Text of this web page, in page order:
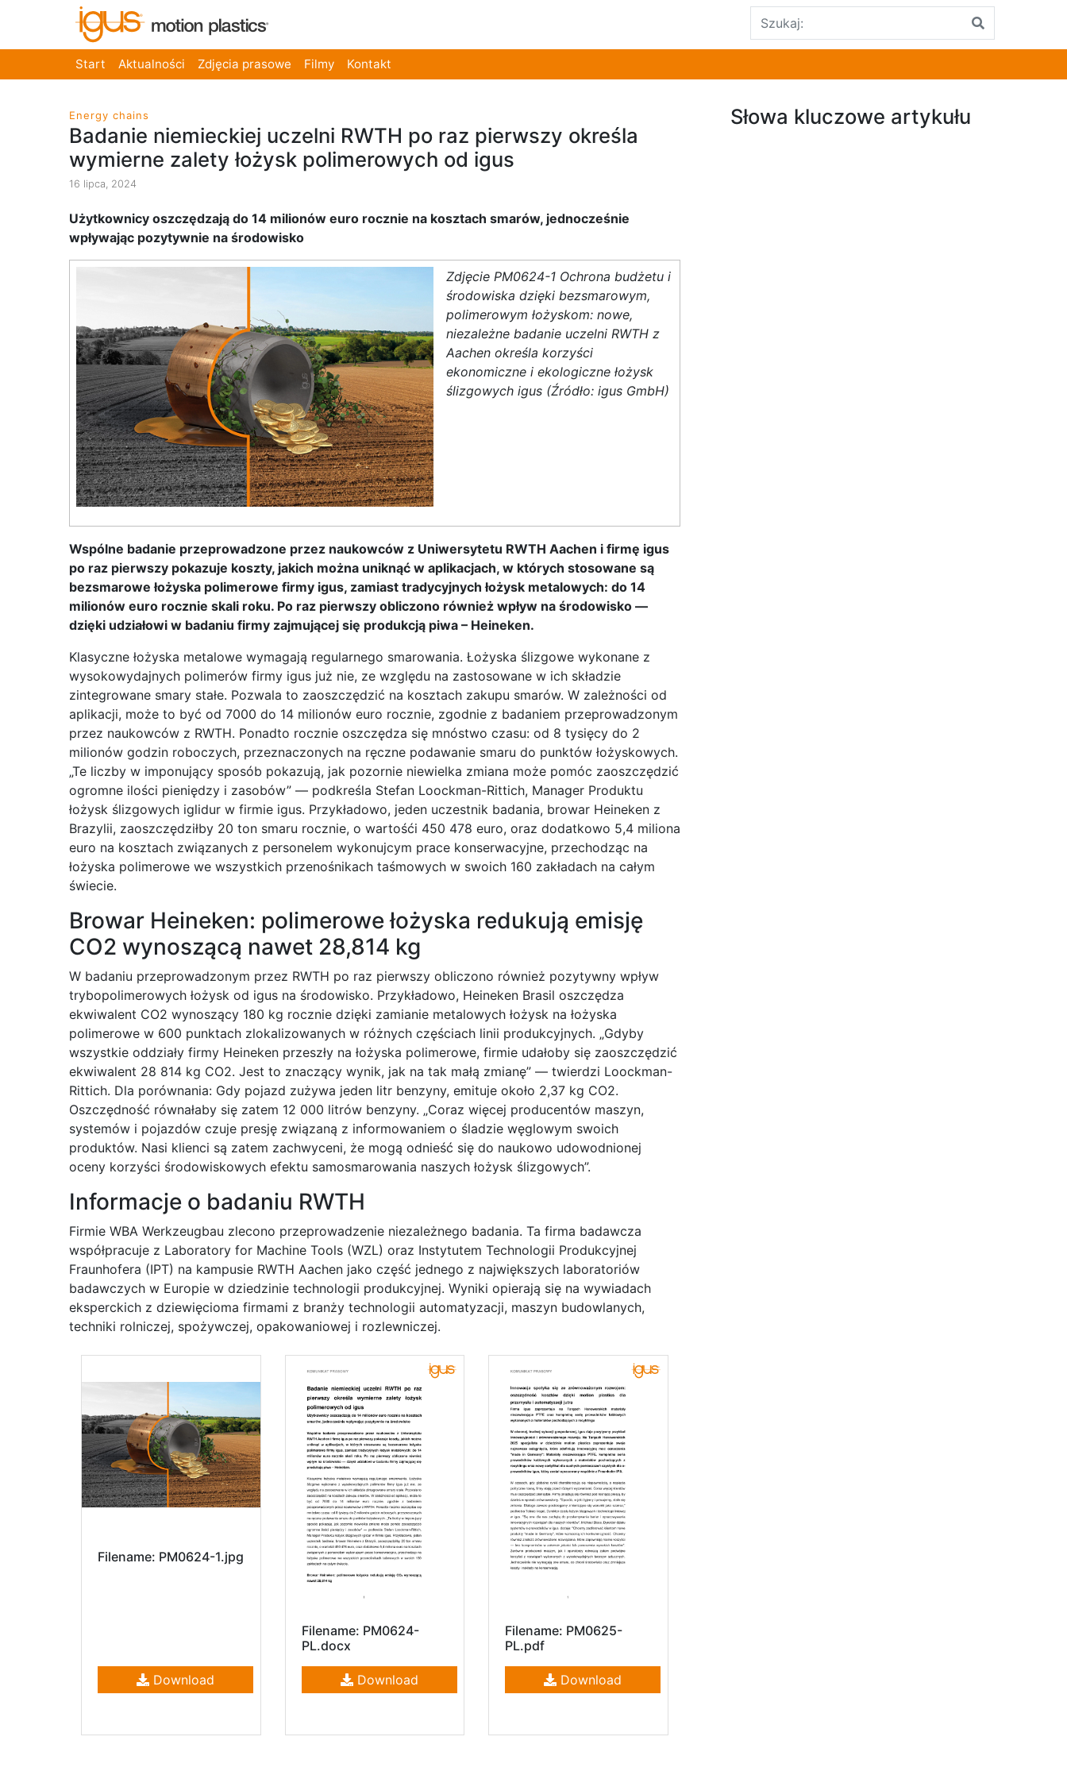
Start Aktualności Zdjęcia prasowe Filmy Kontakt
Energy chains
Badanie niemieckiej uczelni RWTH po raz pierwszy określa
wymierne zalety łożysk polimerowych od igus
16 lipca, 2024
Użytkownicy oszczędzają do 14 milionów euro rocznie na kosztach smarów, jednocześnie
wpływając pozytywnie na środowisko
Zdjęcie PM0624-1 Ochrona budżetu i
środowiska dzięki bezsmarowym,
polimerowym łożyskom: nowe,
niezależne badanie uczelni RWTH z
Aachen określa korzyści
ekonomiczne i ekologiczne łożysk
ślizgowych igus (Źródło: igus GmbH)
Wspólne badanie przeprowadzone przez naukowców z Uniwersytetu RWTH Aachen i firmę igus
po raz pierwszy pokazuje koszty, jakich można uniknąć w aplikacjach, w których stosowane są
bezsmarowe łożyska polimerowe firmy igus, zamiast tradycyjnych łożysk metalowych: do 14
milionów euro rocznie skali roku. Po raz pierwszy obliczono również wpływ na środowisko —
dzięki udziałowi w badaniu firmy zajmującej się produkcją piwa – Heineken.
Klasyczne łożyska metalowe wymagają regularnego smarowania. Łożyska ślizgowe wykonane z
wysokowydajnych polimerów firmy igus już nie, ze względu na zastosowane w ich składzie
zintegrowane smary stałe. Pozwala to zaoszczędzić na kosztach zakupu smarów. W zależności od
aplikacji, może to być od 7000 do 14 milionów euro rocznie, zgodnie z badaniem przeprowadzonym
przez naukowców z RWTH. Ponadto rocznie oszczędza się mnóstwo czasu: od 8 tysięcy do 2
milionów godzin roboczych, przeznaczonych na ręczne podawanie smaru do punktów łożyskowych.
„Te liczby w imponujący sposób pokazują, jak pozornie niewielka zmiana może pomóc zaoszczędzić
ogromne ilości pieniędzy i zasobów” — podkreśla Stefan Loockman-Rittich, Manager Produktu
łożysk ślizgowych iglidur w firmie igus. Przykładowo, jeden uczestnik badania, browar Heineken z
Brazylii, zaoszczędziłby 20 ton smaru rocznie, o wartośći 450 478 euro, oraz dodatkowo 5,4 miliona
euro na kosztach związanych z personelem wykonujcym prace konserwacyjne, przechodząc na
łożyska polimerowe we wszystkich przenośnikach taśmowych w swoich 160 zakładach na całym
świecie.
Browar Heineken: polimerowe łożyska redukują emisję
CO2 wynoszącą nawet 28,814 kg
W badaniu przeprowadzonym przez RWTH po raz pierwszy obliczono również pozytywny wpływ
trybopolimerowych łożysk od igus na środowisko. Przykładowo, Heineken Brasil oszczędza
ekwiwalent CO2 wynoszący 180 kg rocznie dzięki zamianie metalowych łożysk na łożyska
polimerowe w 600 punktach zlokalizowanych w różnych częściach linii produkcyjnych. „Gdyby
wszystkie oddziały firmy Heineken przeszły na łożyska polimerowe, firmie udałoby się zaoszczędzić
ekwiwalent 28 814 kg CO2. Jest to znaczący wynik, jak na tak małą zmianę” — twierdzi Loockman-
Rittich. Dla porównania: Gdy pojazd zużywa jeden litr benzyny, emituje około 2,37 kg CO2.
Oszczędność równałaby się zatem 12 000 litrów benzyny. „Coraz więcej producentów maszyn,
systemów i pojazdów czuje presję związaną z informowaniem o śladzie węglowym swoich
produktów. Nasi klienci są zatem zachwyceni, że mogą odnieść się do naukowo udowodnionej
oceny korzyści środowiskowych efektu samosmarowania naszych łożysk ślizgowych”.
Informacje o badaniu RWTH
Firmie WBA Werkzeugbau zlecono przeprowadzenie niezależnego badania. Ta firma badawcza
współpracuje z Laboratory for Machine Tools (WZL) oraz Instytutem Technologii Produkcyjnej
Fraunhofera (IPT) na kampusie RWTH Aachen jako część jednego z największych laboratoriów
badawczych w Europie w dziedzinie technologii produkcyjnej. Wyniki opierają się na wywiadach
eksperckich z dziewięcioma firmami z branży technologii automatyzacji, maszyn budowlanych,
techniki rolniczej, spożywczej, opakowaniowej i rozlewniczej.
Filename: PM0624-1.jpg
Download
Filename: PM0624-
PL.docx
Download
Filename: PM0625-
PL.pdf
Download
Słowa kluczowe artykułu